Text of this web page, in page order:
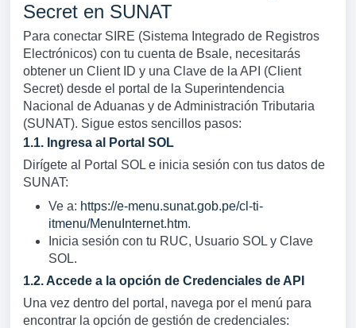
Secret en SUNAT
Para conectar SIRE (Sistema Integrado de Registros
Electrónicos) con tu cuenta de Bsale, necesitarás
obtener un Client ID y una Clave de la API (Client
Secret) desde el portal de la Superintendencia
Nacional de Aduanas y de Administración Tributaria
(SUNAT). Sigue estos sencillos pasos:
1.1. Ingresa al Portal SOL
Dirígete al Portal SOL e inicia sesión con tus datos de
SUNAT:
Ve a: https://e-menu.sunat.gob.pe/cl-ti-
itmenu/MenuInternet.htm.
Inicia sesión con tu RUC, Usuario SOL y Clave
SOL.
1.2. Accede a la opción de Credenciales de API
Una vez dentro del portal, navega por el menú para
encontrar la opción de gestión de credenciales: